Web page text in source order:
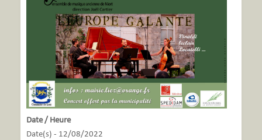
Date / Heure
Date(s) - 12/08/2022